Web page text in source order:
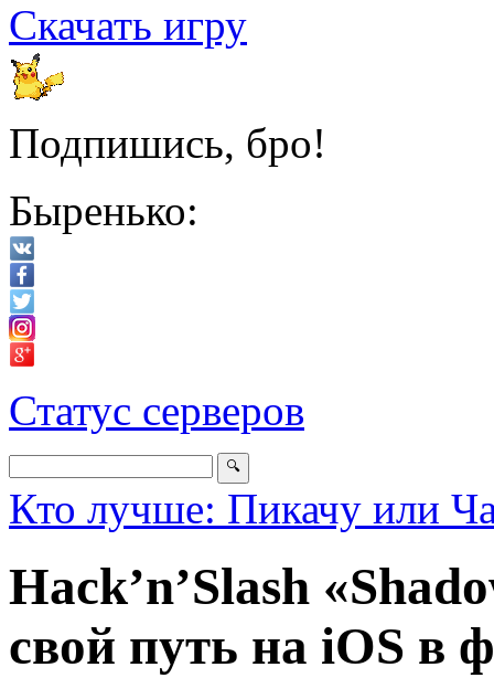
Скачать игру
Подпишись, бро!
Быренько:
Статус серверов
Кто лучше: Пикачу или
Hack’n’Slash
свой путь на iOS в